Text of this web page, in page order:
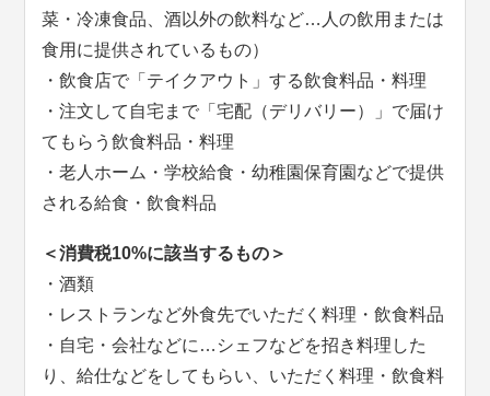
菜・冷凍食品、酒以外の飲料など…人の飲用または
食用に提供されているもの）
・飲食店で「テイクアウト」する飲食料品・料理
・注文して自宅まで「宅配（デリバリー）」で届け
てもらう飲食料品・料理
・老人ホーム・学校給食・幼稚園保育園などで提供
される給食・飲食料品
＜消費税10%に該当するもの＞
・酒類
・レストランなど外食先でいただく料理・飲食料品
・自宅・会社などに…シェフなどを招き料理した
り、給仕などをしてもらい、いただく料理・飲食料